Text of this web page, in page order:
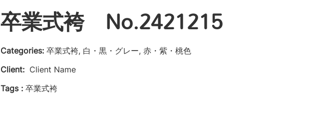
卒業式袴 No.2421215
Categories: 卒業式袴, 白・黒・グレー, 赤・紫・桃色
Client: Client Name
Tags : 卒業式袴